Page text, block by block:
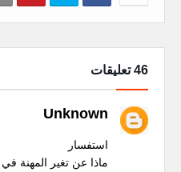
46 تعليقات
Unknown
استفسار
ماذا عن تغير المهنة